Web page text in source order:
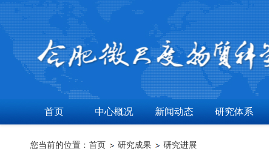
首页 中心概况 新闻动态 研究体系
您当前的位置： 首页 研究成果 研究进展